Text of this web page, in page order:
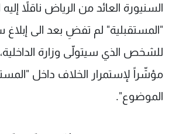
السنيورة العائد من الرياض ناقلاً
"المستقبلية" لم تفضِ بعد الى إبلاغ
للشخص الذي سيتولّى وزارة الداخلية،
مؤشّراً لإستمرار الخلاف داخل
الموضوع".